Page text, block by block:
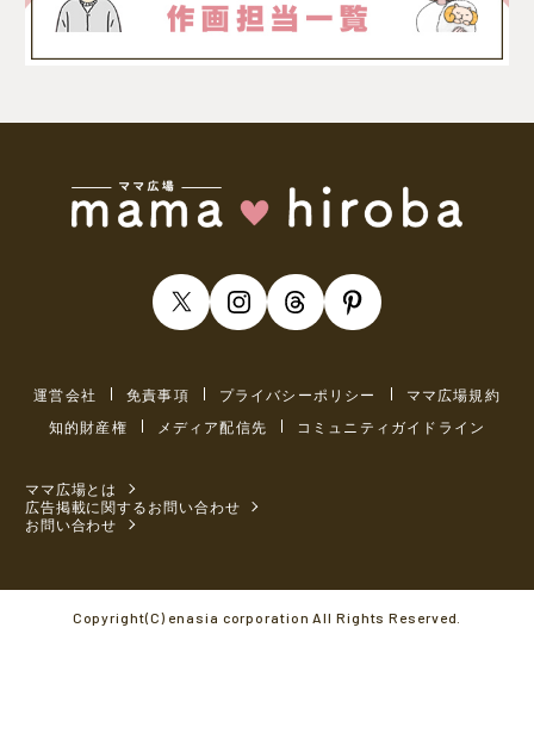
運営会社 免責事項 プライバシーポリシー
ママ広場規約
知的財産権
メディア配信先 コミュニティガイドライン
ママ広場とは
広告掲載に関するお問い合わせ
お問い合わせ
Copyright(C) enasia corporation All Rights Reserved.